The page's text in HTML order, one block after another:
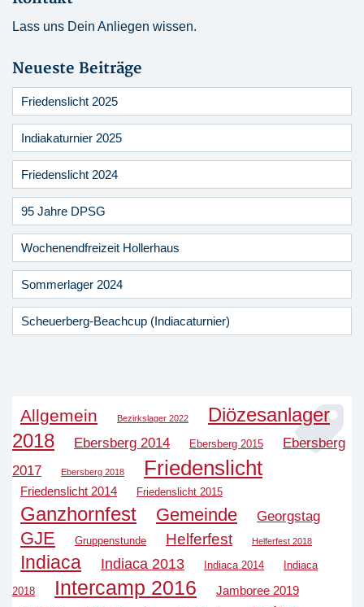
Lass uns Dein Anliegen wissen.
Neueste Beiträge
Friedenslicht 2025
Indiakaturnier 2025
Friedenslicht 2024
95 Jahre DPSG
Wochenendfreizeit Hollerhaus
Sommerlager 2024
Scheuerberg-Beachcup (Indiacaturnier)
Allgemein Bezirkslager 2022
Diözesanlager
2018
Ebersberg 2014 Ebersberg 2015
Ebersberg
2017
Ebersberg 2018 Friedenslicht
Friedenslicht 2014 Friedenslicht 2015
Ganzhornfest Gemeinde Georgstag
GJE Gruppenstunde Helferfest Helferfest 2018
Indiaca Indiaca 2013 Indiaca 2014 Indiaca
2018 Intercamp 2016 Jamboree 2019